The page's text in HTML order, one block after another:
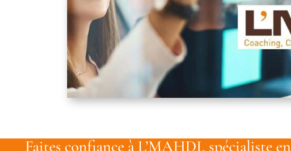
Faites confiance à L’MAHDI, spécialiste en